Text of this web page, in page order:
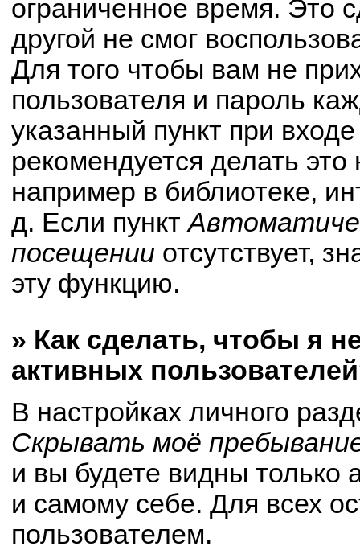
ограниченное время. Это
другой не смог
Для того чтобы вам не
пользователя и пароль
указанный пункт при
рекомендуется делать
например в библиотеке,
д. Если пункт
посещении отсутствует,
эту функцию.
» Как сделать, чтобы я
активных
В настройках личного
Скрывать моё
и вы будете видны только
и самому себе. Для всех
пользователем.